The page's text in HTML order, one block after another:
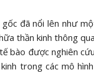
đã nổi lên như
thần kinh thông
bào được nghiên
trong các mô